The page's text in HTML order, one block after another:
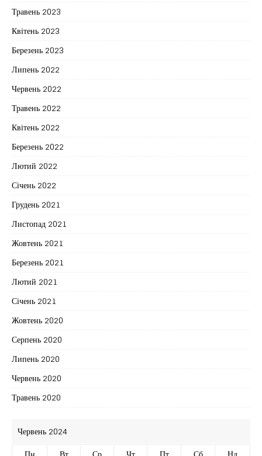
Травень 2023
Квітень 2023
Березень 2023
Липень 2022
Червень 2022
Травень 2022
Квітень 2022
Березень 2022
Лютий 2022
Січень 2022
Грудень 2021
Листопад 2021
Жовтень 2021
Березень 2021
Лютий 2021
Січень 2021
Жовтень 2020
Серпень 2020
Липень 2020
Червень 2020
Травень 2020
Червень 2024